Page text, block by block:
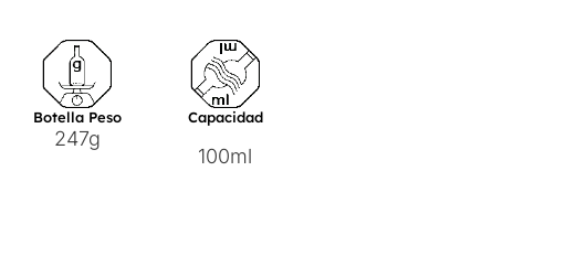
Botella Peso
247g
Capacidad
100ml